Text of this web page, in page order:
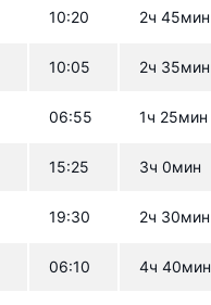
10:20 2ч 45мин
10:05 2ч 35мин
06:55 1ч 25мин
15:25 3ч 0мин
19:30 2ч 30мин
06:10 4ч 40мин